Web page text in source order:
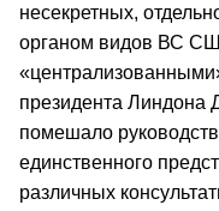
несекретных,
органом видов ВС
президента Линдона
помешало
единственного
различных